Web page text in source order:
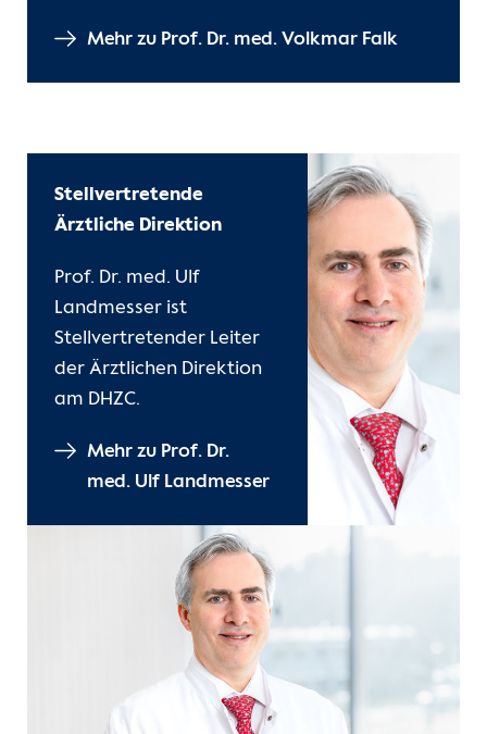
Mehr zu Prof. Dr. med. Volkmar Falk
Stellvertretende
Ärztliche Direktion
Prof. Dr. med. Ulf
Landmesser ist
Stellvertretender Leiter
der Ärztlichen Direktion
am DHZC.
Mehr zu Prof. Dr.
med. Ulf Landmesser